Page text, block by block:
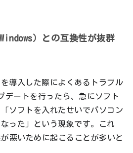
）との互換性が抜群
導入した際によくあるトラブル
デートを行ったら、急にソフト
ソフトを入れたせいでパソコン
った」という現象です。これ
が悪いために起こることが多いと